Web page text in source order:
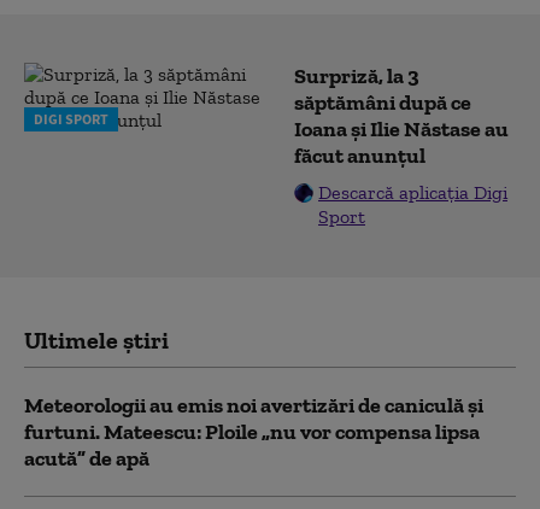
DIGI SPORT
Surpriză, la 3
săptămâni după ce
Ioana și Ilie Năstase au
făcut anunțul
Descarcă aplicația Digi
Sport
Ultimele știri
Meteorologii au emis noi avertizări de caniculă și
furtuni. Mateescu: Ploile „nu vor compensa lipsa
acută” de apă